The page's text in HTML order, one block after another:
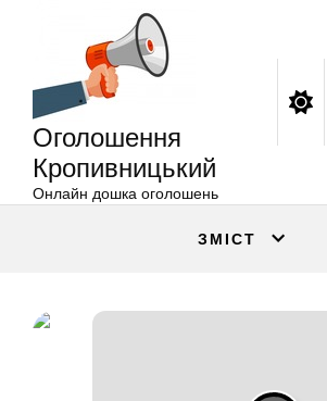
Оголошення
Кропивницький
Онлайн дошка оголошень
ЗМІСТ